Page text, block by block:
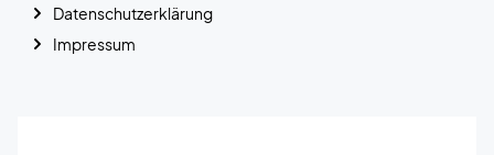
Datenschutzerklärung
Impressum